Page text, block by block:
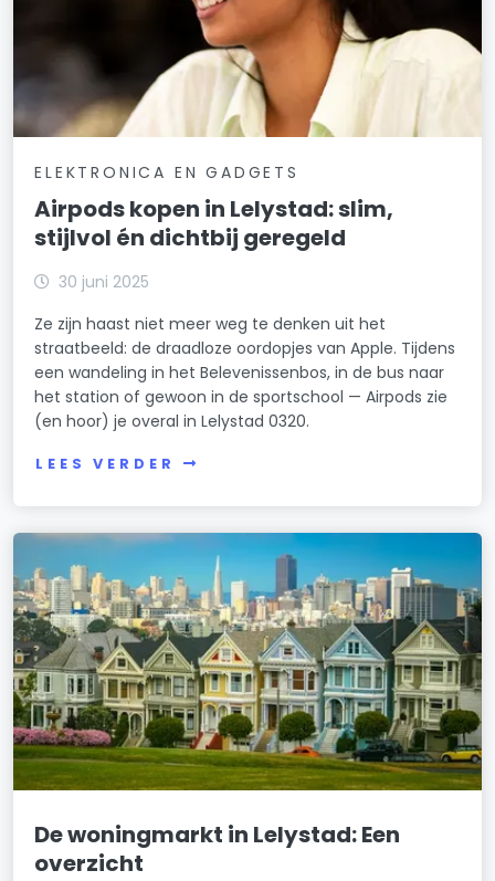
ELEKTRONICA EN GADGETS
Airpods kopen in Lelystad: slim,
stijlvol én dichtbij geregeld
30 juni 2025
Ze zijn haast niet meer weg te denken uit het
straatbeeld: de draadloze oordopjes van Apple. Tijdens
een wandeling in het Belevenissenbos, in de bus naar
het station of gewoon in de sportschool — Airpods zie
(en hoor) je overal in Lelystad 0320.
LEES VERDER
De woningmarkt in Lelystad: Een
overzicht